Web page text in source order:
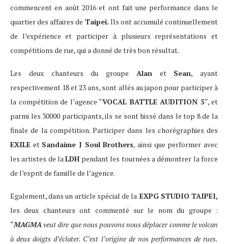
commencent en août 2016 et ont fait une performance dans le
quartier des affaires de Taipei. Ils ont accumulé continuellement
de l’expérience et participer à plusieurs représentations et
compétitions de rue, qui a donné de très bon résultat.
Les deux chanteurs du groupe Alanet Sean, ayant
respectivement 18 et 23 ans, sont allés au japon pour participer à
la compétition de l’agence “VOCAL BATTLE AUDITION 5“, et
parmi les 30000 participants, ils se sont hissé dans le top 8 de la
finale de la compétition. Participer dans les chorégraphies des
EXILE et Sandaime J Soul Brothers, ainsi que performer avec
les artistes de laLDH pendant les tournées a démontrer la force
de l’esprit de famille de l’agence.
Egalement, dans un article spécial de la EXPG STUDIO TAIPEI,
les deux chanteurs ont commenté sur le nom du groupe :
“MAGMAveut dire que nous pouvons nous déplacer comme le volcan
à deux doigts d’éclater. C’est l’origine de nos performances de rues.